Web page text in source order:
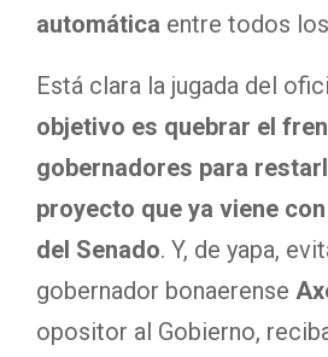
automática entre todos
Está clara la jugada del
objetivo es quebrar el
gobernadores para
proyecto que ya viene
del Senado. Y, de yapa,
gobernador bonaerense
opositor al Gobierno,